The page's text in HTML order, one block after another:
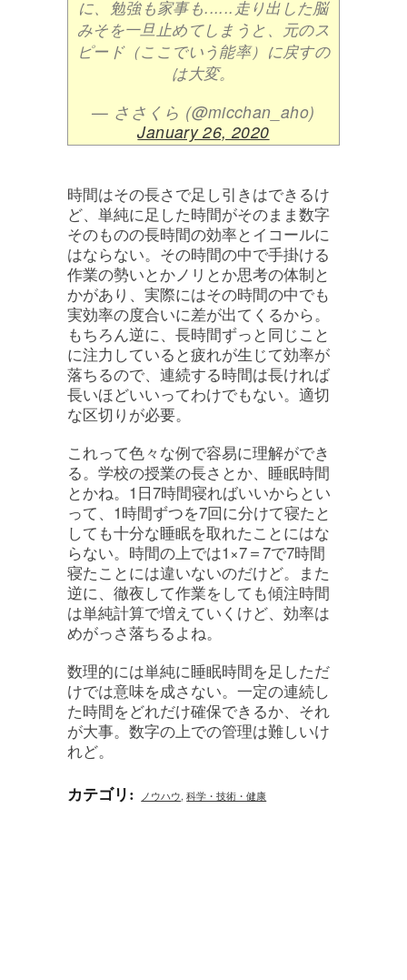
に、勉強も家事も......走り出した脳
みそを一旦止めてしまうと、元のス
ピード（ここでいう能率）に戻すの
は大変。
— ささくら (@micchan_aho)
January 26, 2020
時間はその長さで足し引きはできるけ
ど、単純に足した時間がそのまま数字
そのものの長時間の効率とイコールに
はならない。その時間の中で手掛ける
作業の勢いとかノリとか思考の体制と
かがあり、実際にはその時間の中でも
実効率の度合いに差が出てくるから。
もちろん逆に、長時間ずっと同じこと
に注力していると疲れが生じて効率が
落ちるので、連続する時間は長ければ
長いほどいいってわけでもない。適切
な区切りが必要。
これって色々な例で容易に理解ができ
る。学校の授業の長さとか、睡眠時間
とかね。1日7時間寝ればいいからとい
って、1時間ずつを7回に分けて寝たと
しても十分な睡眠を取れたことにはな
らない。時間の上では1×7＝7で7時間
寝たことには違いないのだけど。また
逆に、徹夜して作業をしても傾注時間
は単純計算で増えていくけど、効率は
めがっさ落ちるよね。
数理的には単純に睡眠時間を足しただ
けでは意味を成さない。一定の連続し
た時間をどれだけ確保できるか、それ
が大事。数字の上での管理は難しいけ
れど。
カテゴリ: ノウハウ, 科学・技術・健康